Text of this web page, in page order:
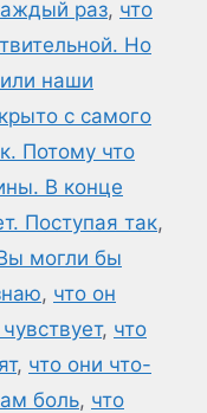
раз, что
Но
наши
с самого
Потому что
В конце
Поступая так,
могли бы
, что он
, что
, что они что-
боль, что